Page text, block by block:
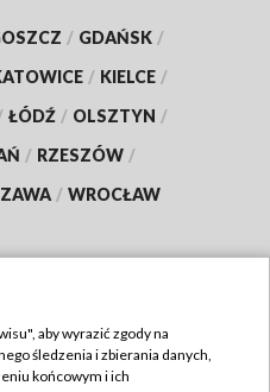
/ GDAŃSK /
/ KIELCE /
ŁÓDŹ / OLSZTYN /
/ RZESZÓW /
/ WROCŁAW
aby wyrazić zgody na
śledzenia i zbierania danych,
końcowym i ich